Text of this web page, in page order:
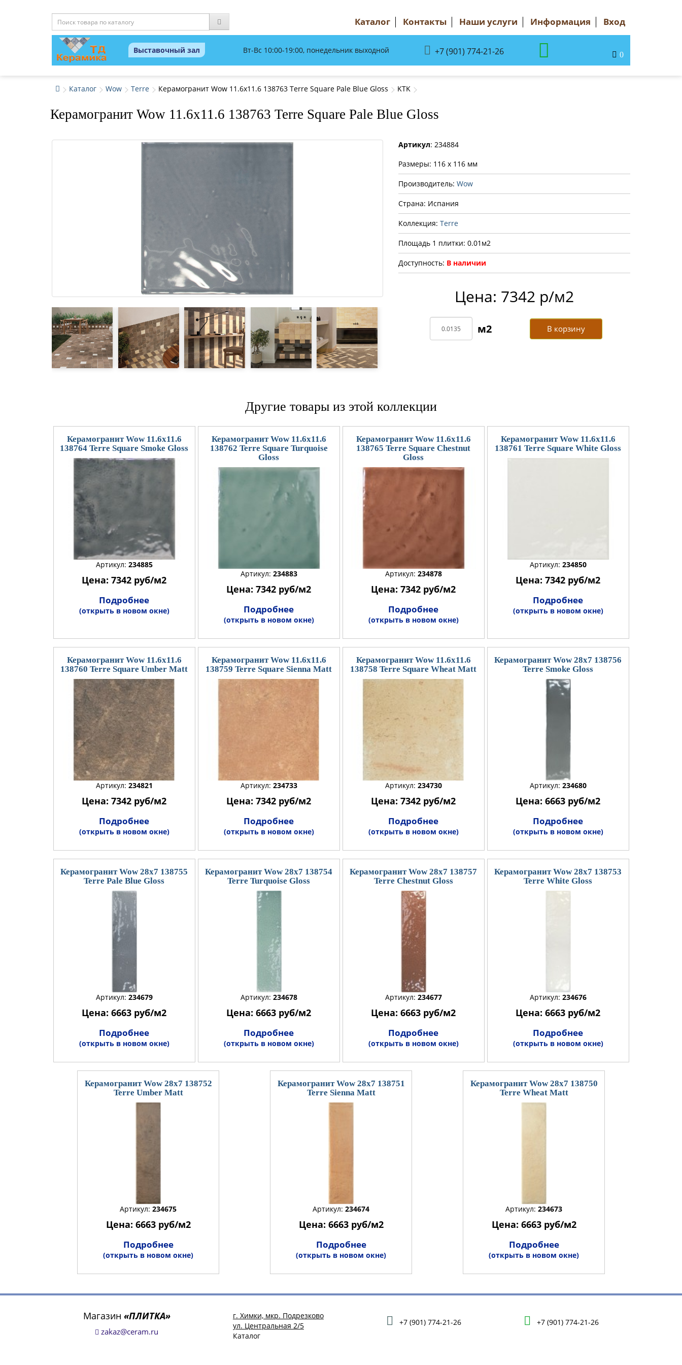
Каталог Контакты Наши услуги Информация Вход
Выставочный зал Вт-Вс 10:00-19:00, понедельник выходной +7 (901) 774-21-26 0
Каталог Wow Terre Керамогранит Wow 11.6x11.6 138763 Terre Square Pale Blue Gloss KTK
Керамогранит Wow 11.6x11.6 138763 Terre Square Pale Blue Gloss
Артикул: 234884
Размеры: 116 x 116 мм
Производитель: Wow
Страна: Испания
Коллекция: Terre
Площадь 1 плитки: 0.01м2
Доступность: В наличии
Цена: 7342 р/м2
В корзину
Другие товары из этой коллекции
Керамогранит Wow 11.6x11.6
138764 Terre Square Smoke Gloss
Артикул: 234885
Цена: 7342 руб/м2
Подробнее
(открыть в новом окне)
Керамогранит Wow 11.6x11.6
138762 Terre Square Turquoise
Gloss
Артикул: 234883
Цена: 7342 руб/м2
Подробнее
(открыть в новом окне)
Керамогранит Wow 11.6x11.6
138765 Terre Square Chestnut
Gloss
Артикул: 234878
Цена: 7342 руб/м2
Подробнее
(открыть в новом окне)
Керамогранит Wow 11.6x11.6
138761 Terre Square White Gloss
Артикул: 234850
Цена: 7342 руб/м2
Подробнее
(открыть в новом окне)
Керамогранит Wow 11.6x11.6
138760 Terre Square Umber Matt
Артикул: 234821
Цена: 7342 руб/м2
Подробнее
(открыть в новом окне)
Керамогранит Wow 11.6x11.6
138759 Terre Square Sienna Matt
Артикул: 234733
Цена: 7342 руб/м2
Подробнее
(открыть в новом окне)
Керамогранит Wow 11.6x11.6
138758 Terre Square Wheat Matt
Артикул: 234730
Цена: 7342 руб/м2
Подробнее
(открыть в новом окне)
Керамогранит Wow 28x7 138756
Terre Smoke Gloss
Артикул: 234680
Цена: 6663 руб/м2
Подробнее
(открыть в новом окне)
Керамогранит Wow 28x7 138755
Terre Pale Blue Gloss
Артикул: 234679
Цена: 6663 руб/м2
Подробнее
(открыть в новом окне)
Керамогранит Wow 28x7 138754
Terre Turquoise Gloss
Артикул: 234678
Цена: 6663 руб/м2
Подробнее
(открыть в новом окне)
Керамогранит Wow 28x7 138757
Terre Chestnut Gloss
Артикул: 234677
Цена: 6663 руб/м2
Подробнее
(открыть в новом окне)
Керамогранит Wow 28x7 138753
Terre White Gloss
Артикул: 234676
Цена: 6663 руб/м2
Подробнее
(открыть в новом окне)
Керамогранит Wow 28x7 138752
Terre Umber Matt
Артикул: 234675
Цена: 6663 руб/м2
Подробнее
(открыть в новом окне)
Керамогранит Wow 28x7 138751
Terre Sienna Matt
Артикул: 234674
Цена: 6663 руб/м2
Подробнее
(открыть в новом окне)
Керамогранит Wow 28x7 138750
Terre Wheat Matt
Артикул: 234673
Цена: 6663 руб/м2
Подробнее
(открыть в новом окне)
Магазин «ПЛИТКА»
zakaz@ceram.ru
г. Химки, мкр. Подрезково
ул. Центральная 2/5
Каталог
+7 (901) 774-21-26 +7 (901) 774-21-26